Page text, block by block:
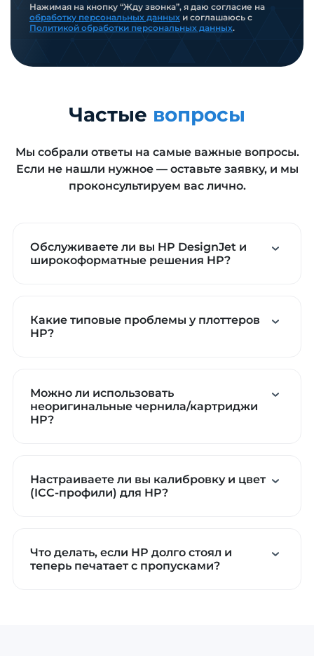
Нажимая на кнопку “Жду звонка”, я даю согласие на
обработку персональных данных и соглашаюсь с
Политикой обработки персональных данных.
Частые вопросы
Мы собрали ответы на самые важные вопросы.
Если не нашли нужное — оставьте заявку, и мы
проконсультируем вас лично.
Обслуживаете ли вы HP DesignJet и
широкоформатные решения HP?
Какие типовые проблемы у плоттеров
HP?
Можно ли использовать
неоригинальные чернила/картриджи
HP?
Настраиваете ли вы калибровку и цвет
(ICC-профили) для HP?
Что делать, если HP долго стоял и
теперь печатает с пропусками?